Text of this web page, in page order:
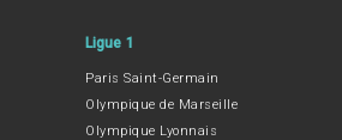
Ligue 1
Paris Saint-Germain
Olympique de Marseille
Olympique Lyonnais